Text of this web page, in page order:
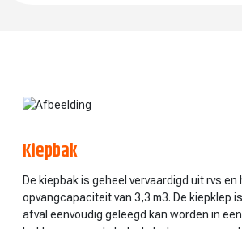
Kiepbak
De kiepbak is geheel vervaardigd uit rvs en
opvangcapaciteit van 3,3 m3. De kiepklep
afval eenvoudig geleegd kan worden in